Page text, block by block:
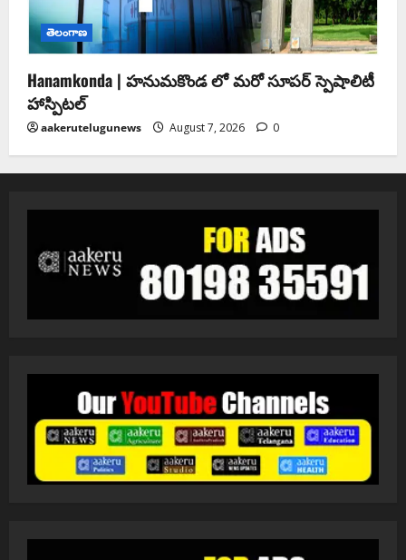
తెలంగాణ
Hanamkonda | హనుమకొండ లో మరో సూపర్ స్పెషాలిటీ
హాస్పిటల్
aakerutelugunews August 7, 2026 0